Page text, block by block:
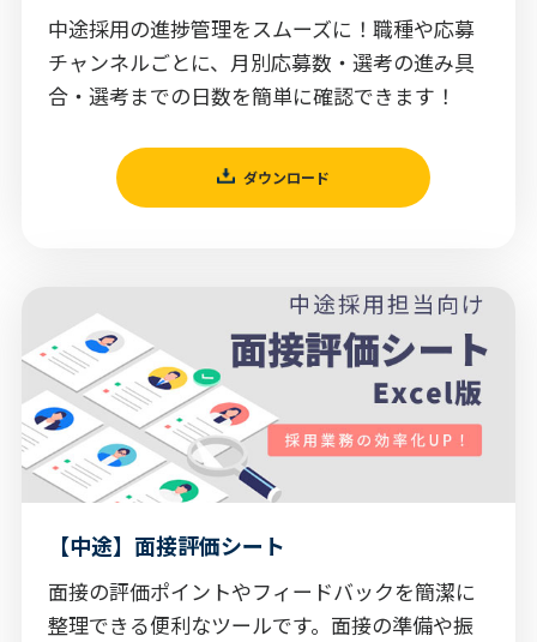
中途採用の進捗管理をスムーズに！職種や応募
チャンネルごとに、月別応募数・選考の進み具
合・選考までの日数を簡単に確認できます！
ダウンロード
【中途】面接評価シート
面接の評価ポイントやフィードバックを簡潔に
整理できる便利なツールです。面接の準備や振